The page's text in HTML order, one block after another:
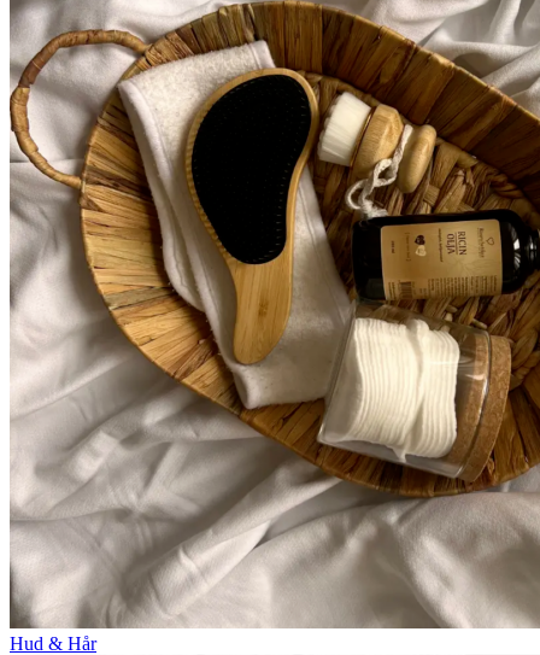
Hud & Hår